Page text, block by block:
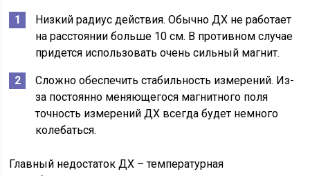
Низкий радиус действия. Обычно ДХ не работает
на расстоянии больше 10 см. В противном случае
придется использовать очень сильный магнит.
Сложно обеспечить стабильность измерений. Из-
за постоянно меняющегося магнитного поля
точность измерений ДХ всегда будет немного
колебаться.
Главный недостаток ДХ – температурная